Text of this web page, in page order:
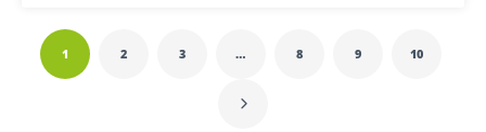
1 2 3 … 8 9 10